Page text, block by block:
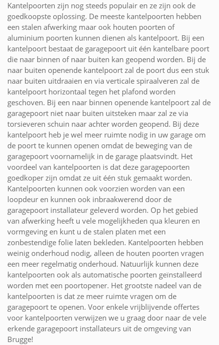
Kantelpoorten zijn nog steeds populair en ze zijn ook de
goedkoopste oplossing. De meeste kantelpoorten hebben
een stalen afwerking maar ook houten poorten of
aluminium poorten kunnen dienen als kantelpoort. Bij een
kantelpoort bestaat de garagepoort uit één kantelbare poort
die naar binnen of naar buiten kan geopend worden. Bij de
naar buiten openende kantelpoort zal de poort dus een stuk
naar buiten uitdraaien en via verticale spiraalveren zal de
kantelpoort horizontaal tegen het plafond worden
geschoven. Bij een naar binnen openende kantelpoort zal de
garagepoort niet naar buiten uitsteken maar zal ze via
torsieveren schuin naar achter worden geopend. Bij deze
kantelpoort heb je wel meer ruimte nodig in uw garage om
de poort te kunnen openen omdat de beweging van de
garagepoort voornamelijk in de garage plaatsvindt. Het
voordeel van kantelpoorten is dat deze garagepoorten
goedkoper zijn omdat ze uit één stuk gemaakt worden.
Kantelpoorten kunnen ook voorzien worden van een
loopdeur en kunnen ook inbraakwerend door de
garagepoort installateur geleverd worden. Op het gebied
van afwerking heeft u vele mogelijkheden qua kleuren en
vormgeving en kunt u de stalen platen met een
zonbestendige folie laten bekleden. Kantelpoorten hebben
weinig onderhoud nodig, alleen de houten poorten vragen
een meer regelmatig onderhoud. Natuurlijk kunnen deze
kantelpoorten ook als automatische poorten geïnstalleerd
worden met een poortopener. Het grootste nadeel van de
kantelpoorten is dat ze meer ruimte vragen om de
garagepoort te openen. Voor enkele vrijblijvende offertes
voor kantelpoorten verwijzen we u graag door naar de vele
erkende garagepoort installateurs uit de omgeving van
Brugge!